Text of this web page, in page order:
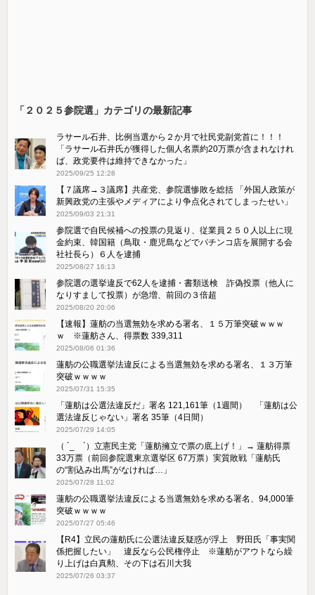
「２０２５参院選」カテゴリの最新記事
ラサール石井、比例当選から２か月で社民党副党首に！！！
「ラサール石井氏が獲得した個人名票約20万票が含まれなけれ
ば、政党要件は維持できなかった」
2025/09/25 12:28
【７議席→３議席】共産党、参院選惨敗を総括 「外国人政策が
新興政党の主張やメディアにより争点化されてしまったせい」
2025/09/03 21:31
参院選で自民候補への投票の見返り、従業員２５０人以上に現
金約束、韓国籍（鳥取・鹿児島などでパチンコ店を展開する会
社社長ら）６人を逮捕
2025/08/27 16:13
参院選の選挙違反で62人を逮捕・書類送検 詐偽投票（他人に
なりすまして投票）が急増、前回の３倍超
2025/08/20 20:06
【速報】蓮舫の当選無効を求める署名、１５万筆突破ｗｗｗ
ｗ ※蓮舫さん、得票数 339,311
2025/08/06 01:36
蓮舫の公職選挙法違反による当選無効を求める署名、１３万筆
突破ｗｗｗｗ
2025/07/31 15:35
「蓮舫は公選法違反だ」署名 121,161筆（1週間） 「蓮舫は公
選法違反じゃない」署名 35筆（4日間）
2025/07/29 14:05
（ ´_ゝ`）立憲民主党「蓮舫擁立で票の底上げ！」→ 蓮舫得票
33万票（前回参院選東京選挙区 67万票）実質敗戦「蓮舫氏
の“割込み出馬”がなければ…」
2025/07/28 11:02
蓮舫の公職選挙法違反による当選無効を求める署名、94,000筆
突破ｗｗｗｗ
2025/07/27 05:46
【R4】立民の蓮舫氏に公選法違反疑惑が浮上 野田氏「事実関
係把握したい」 違反なら公民権停止 ※蓮舫がアウトなら繰
り上げは白真勲、その下は石川大我
2025/07/26 03:37